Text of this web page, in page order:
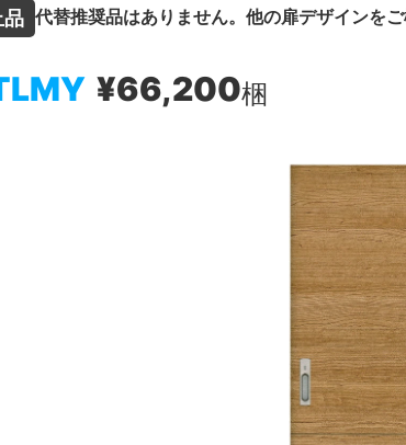
代替推奨品はありません。他の扉デザインをご
¥66,200梱